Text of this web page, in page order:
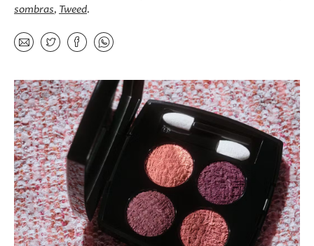
sombras Tweed